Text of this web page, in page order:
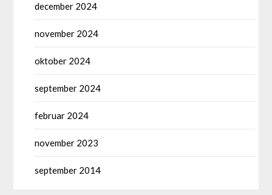
december 2024
november 2024
oktober 2024
september 2024
februar 2024
november 2023
september 2014